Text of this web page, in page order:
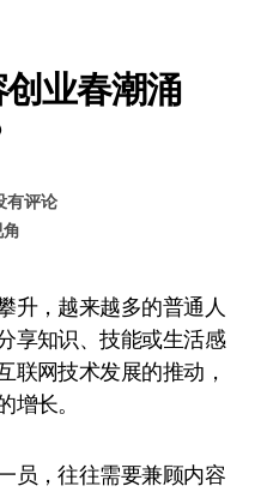
业春潮涌
有评论
享知识、技能或生活感
联网技术发展的推动，
长。
员，往往需要兼顾内容